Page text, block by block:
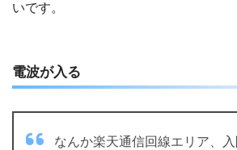
いです。
電波が入る
なんか楽天通信回線エリア、